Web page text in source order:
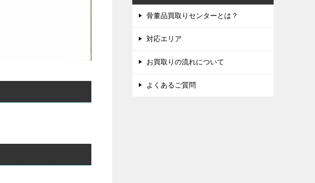
骨董品買取りセンターとは？
対応エリア
お買取りの流れについて
よくあるご質問